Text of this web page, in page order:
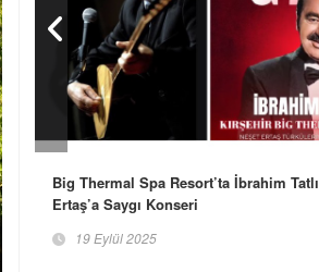
Big Thermal Spa Resort’ta İbrahim
Ertaş’a Saygı Konseri
19 Eylül 2025